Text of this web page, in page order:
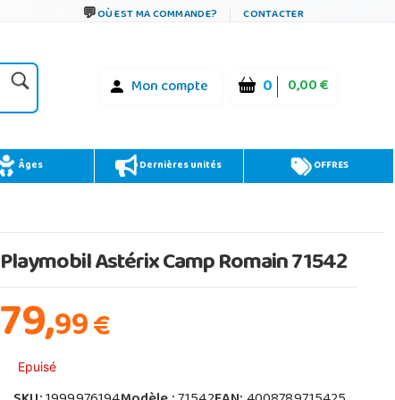
OÙ EST MA COMMANDE? CONTACTER
Mon compte 0 0,00 €
Âges Dernières unités OFFRES
Playmobil Astérix Camp Romain 71542
79,99€
Epuisé